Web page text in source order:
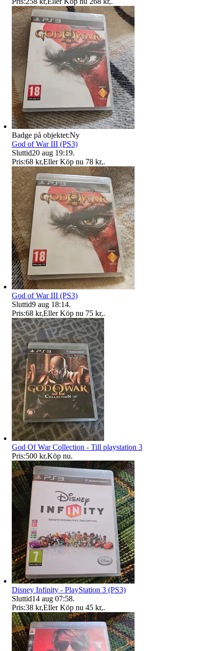
Badge på objektet:Ny
God of War III (PS3)
Sluttid20 aug 19:19.
Pris:68 kr,Eller Köp nu 78 kr,.
God of War III (PS3)
Sluttid9 aug 18:14.
Pris:68 kr,Eller Köp nu 75 kr,.
God Of War Collection - Till playstation 3
Pris:500 kr,Köp nu.
Disney Infinity - PlayStation 3 (PS3)
Sluttid14 aug 07:58.
Pris:38 kr,Eller Köp nu 45 kr,.